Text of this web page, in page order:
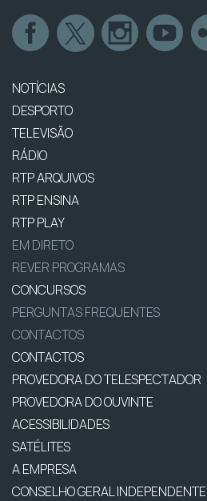
NOTÍCIAS
DESPORTO
TELEVISÃO
RÁDIO
RTP ARQUIVOS
RTP ENSINA
RTP PLAY
EM DIRETO
REVER PROGRAMAS
CONCURSOS
PERGUNTAS FREQUENTES
CONTACTOS
CONTACTOS
PROVEDORA DO TELESPECTADOR
PROVEDORA DO OUVINTE
ACESSIBILIDADES
SATÉLITES
A EMPRESA
CONSELHO GERAL INDEPENDENTE